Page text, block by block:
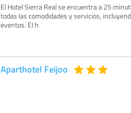
El Hotel Sierra Real se encuentra a 25
todas las comodidades y servicios,
eventos. El h
Aparthotel Feijoo